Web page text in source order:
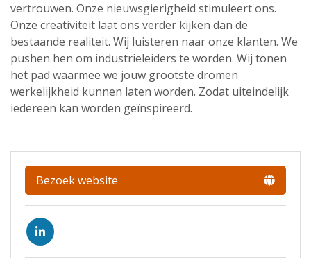
vertrouwen. Onze nieuwsgierigheid stimuleert ons.
Onze creativiteit laat ons verder kijken dan de
bestaande realiteit. Wij luisteren naar onze klanten. We
pushen hen om industrieleiders te worden. Wij tonen
het pad waarmee we jouw grootste dromen
werkelijkheid kunnen laten worden. Zodat uiteindelijk
iedereen kan worden geïnspireerd.
Bezoek website